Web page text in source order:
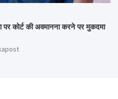
पर कोर्ट की अवमानना करने पर मुकदमा